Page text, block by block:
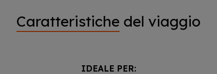
Caratteristiche del viaggio
IDEALE PER: